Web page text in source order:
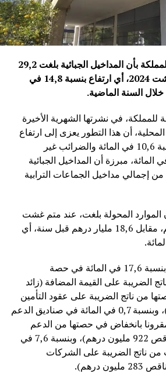
أفادت الخزينة العامة للمملكة بأن المداخيل الجبائية بلغت 29,2
مليار درهم عند متم غشت 2024، أي ارتفاع بنسبة 14,8 في
خلال السنة الماضية.
للمملكة، في نشرتها الشهرية الأخيرة
أن هذا التطور يعزى إلى ارتفاع
الضرائب المباشرة بنسبة 10,6 في المائة والضرائب غير
بنسبة 18,5 في المائة، مبرزة أن المداخيل الجبائية
المائة من إجمالي مداخيل الجماعات الترابية
المحولة بلغت، عند متم غشت
2024، 19,7 مليار درهم، مقابل 18,6 مليار درهم قبل سنة، أي
ويعزى ذلك إلى ارتفاع بنسبة 17,6 في المائة في حصة
الضريبة على القيمة المضافة (زائد
من ناتج الضريبة على عقود التأمين
(زائد 233 مليون درهم)، وبنسبة 0,7 في المائة في صناديق الدعم
مقرونا بانخفاض في حصتها من الدعم
بنسبة 39 في المائة (ناقص 922 مليون درهم)، وبنسبة 7,6 في
من ناتج الضريبة على الشركات
درهم).